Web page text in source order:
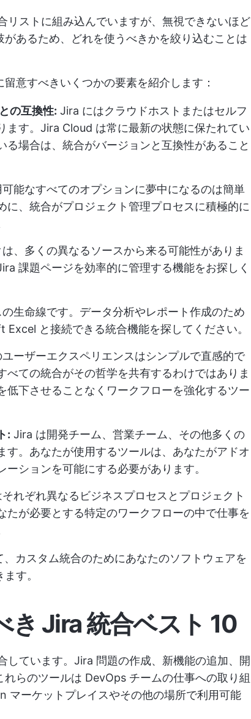
リストに組み込んでいますが、無視できないほど
あるため、どれを使うべきかを絞り込むことは
意すべきいくつかの要素を紹介します：
の互換性: Jira にはクラウドホストまたはセルフ
ます。Jira Cloud は常に最新の状態に保たれてい
る場合は、統合がバージョンと互換性があること
能なすべてのオプションに夢中になるのは簡単
に、統合がプロジェクト管理プロセスに積極的に
、多くの異なるソースから来る可能性がありま
課題ページを効率的に管理する機能をお探しく
生命線です。データ分析やレポート作成のため
と接続できる統合機能を探してください。
ーザーエクスペリエンスはシンプルで直感的で
べての統合がその哲学を共有するわけではありま
低下させることなくワークフローを強化するツー
: Jira は開発チーム、営業チーム、その他多くの
す。あなたが使用するツールは、あなたがアドオ
ションを可能にする必要があります。
れぞれ異なるビジネスプロセスとプロジェクト
たが必要とする特定のワークフローの中で仕事を
カスタム統合のためにあなたのソフトウェアを
す。
Jira 統合ベスト 10
しています。Jira 問題の作成、新機能の追加、開
らのツールは DevOps チームの仕事への取り組
マーケットプレイスやその他の場所で利用可能